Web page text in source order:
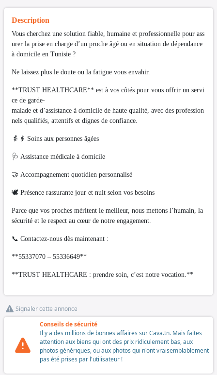
Description
Vous cherchez une solution fiable, humaine et professionnelle pour ass
urer la prise en charge d’un proche âgé ou en situation de dépendance
à domicile en Tunisie ?
Ne laissez plus le doute ou la fatigue vous envahir.
**TRUST HEALTHCARE** est à vos côtés pour vous offrir un servi
ce de garde-
malade et d’assistance à domicile de haute qualité, avec des profession
nels qualifiés, attentifs et dignes de confiance.
👵👴 Soins aux personnes âgées
🩺 Assistance médicale à domicile
🤝 Accompagnement quotidien personnalisé
🕊️ Présence rassurante jour et nuit selon vos besoins
Parce que vos proches méritent le meilleur, nous mettons l’humain, la
sécurité et le respect au cœur de notre engagement.
📞 Contactez-nous dès maintenant :
**55337070 – 55336649**
**TRUST HEALTHCARE : prendre soin, c’est notre vocation.**
Signaler cette annonce
Conseils de sécurité
Il y a des millions de bonnes affaires sur Cava.tn. Mais faites
attention aux biens qui ont des prix ridiculement bas, aux
photos génériques, ou aux photos qui n'ont vraisemblablement
pas été prises par l'utilisateur !